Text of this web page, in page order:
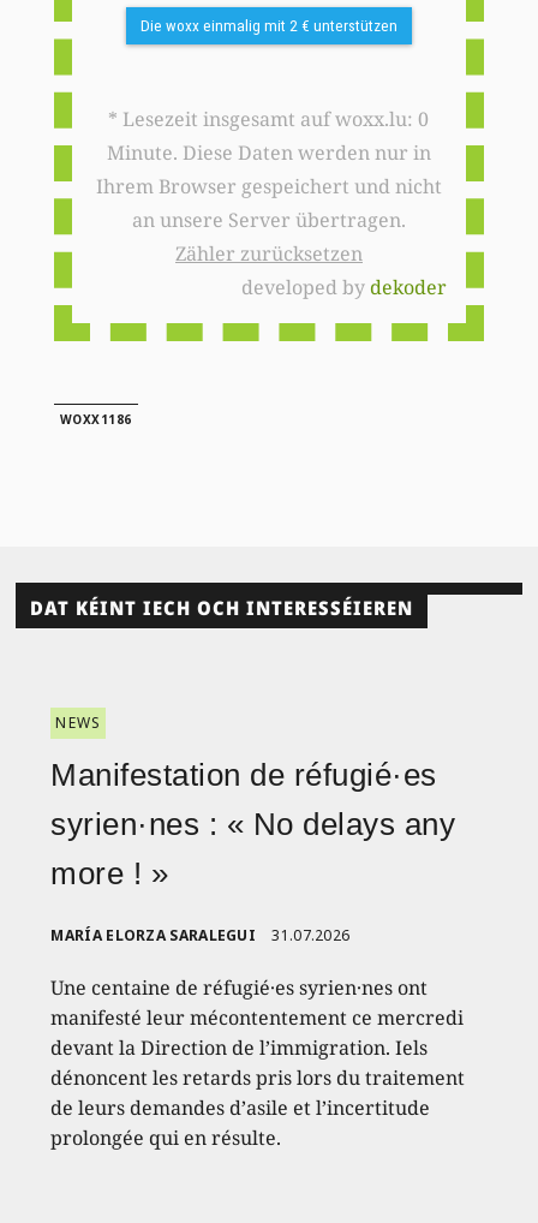
Die woxx einmalig mit 2 € unterstützen
* Lesezeit insgesamt auf woxx.lu: 0
Minute. Diese Daten werden nur in
Ihrem Browser gespeichert und nicht
an unsere Server übertragen.
Zähler zurücksetzen
developed bydekoder
WOXX1186
DAT KÉINT IECH OCH INTERESSÉIEREN
NEWS
Manifestation de réfugié·es
syrien·nes : « No delays any
more ! »
MARÍA ELORZA SARALEGUI 31.07.2026
Une centaine de réfugié·es syrien·nes ont
manifesté leur mécontentement ce mercredi
devant la Direction de l’immigration. Iels
dénoncent les retards pris lors du traitement
de leurs demandes d’asile et l’incertitude
prolongée qui en résulte.